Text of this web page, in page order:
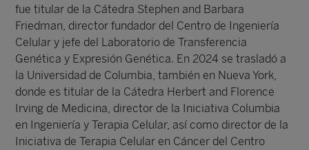
fue titular de la Cátedra Stephen and Barbara
Friedman, director fundador del Centro de Ingeniería
Celular y jefe del Laboratorio de Transferencia
Genética y Expresión Genética. En 2024 se trasladó a
la Universidad de Columbia, también en Nueva York,
donde es titular de la Cátedra Herbert and Florence
Irving de Medicina, director de la Iniciativa Columbia
en Ingeniería y Terapia Celular, así como director de la
Iniciativa de Terapia Celular en Cáncer del Centro